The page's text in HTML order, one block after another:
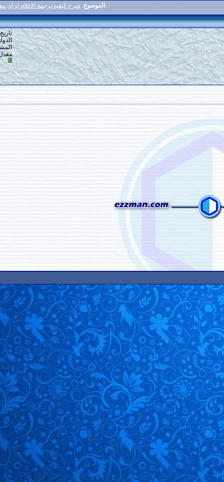
شرح كيفية ترجمة الافلام او اي مقطع فيديو " بدون برامج "
#
4
تاريخ التسجيل: 26-12-2014
الدولة: ارض الله
المشاركات: 35
معدل تقييم المستوى: 0